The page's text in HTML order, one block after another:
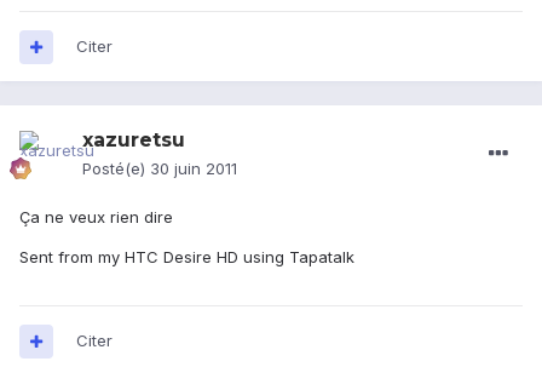
Citer
xazuretsu
Posté(e) 30 juin 2011
Ça ne veux rien dire
Sent from my HTC Desire HD using Tapatalk
Citer